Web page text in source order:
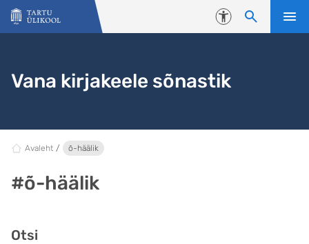
Liigu edasi põhisisu juurde
Juurdepääsetavus
Vana kirjakeele sõnastik
Avaleht õ-häälik
#õ-häälik
Otsi